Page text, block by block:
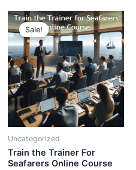
Sale!
Uncategorized
Train the Trainer For
Seafarers Online Course
Le
prix
initial
était :
1,300.00$ CAD.
Le
est